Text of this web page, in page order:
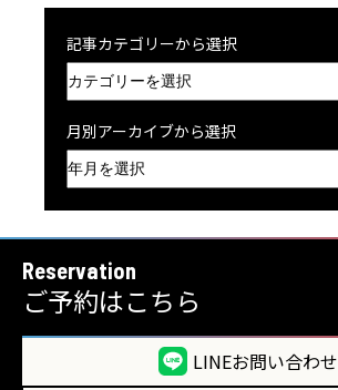
記事カテゴリーから選択
月別アーカイブから選択
Reservation
ご予約はこちら
LINEお問い合わせ